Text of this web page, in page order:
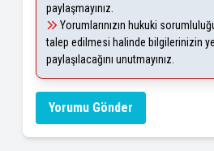
paylaşmayınız.
Yorumlarınızın hukuki
talep edilmesi halinde bilgilerinizin
paylaşılacağını unutmayınız.
Yorumu Gönder